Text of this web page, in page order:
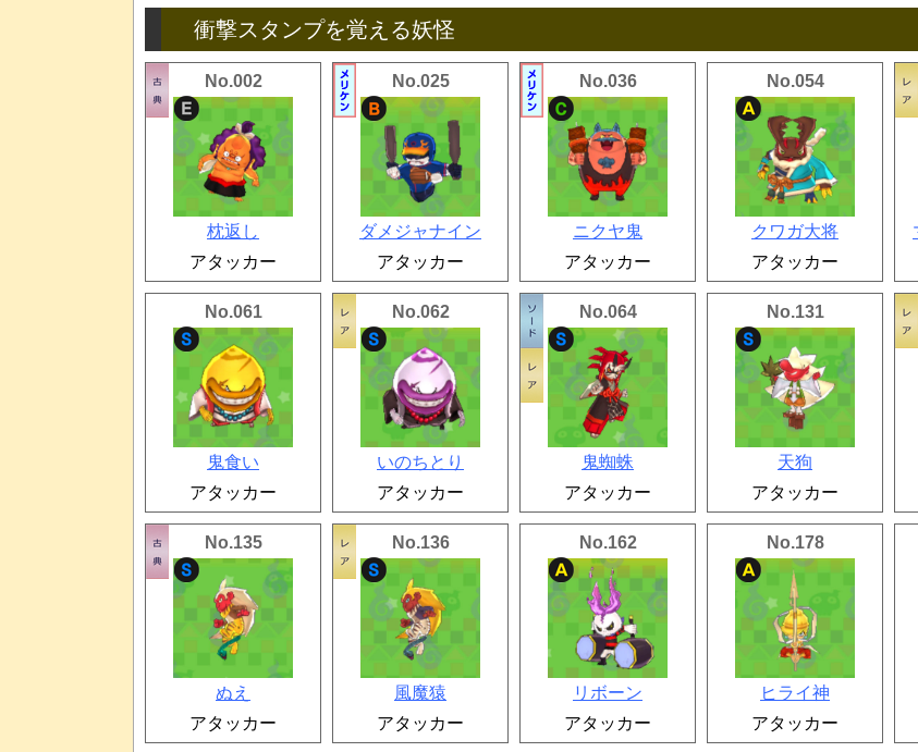
衝撃スタンプを覚える妖怪
No.002
枕返し
アタッカー
No.025
ダメジャナイン
アタッカー
No.036
ニクヤ鬼
アタッカー
No.054
クワガ大将
アタッカー
No.061
鬼食い
アタッカー
No.062
いのちとり
アタッカー
No.064
鬼蜘蛛
アタッカー
No.131
天狗
アタッカー
No.135
ぬえ
アタッカー
No.136
風魔猿
アタッカー
No.162
リボーン
アタッカー
No.178
ヒライ神
アタッカー